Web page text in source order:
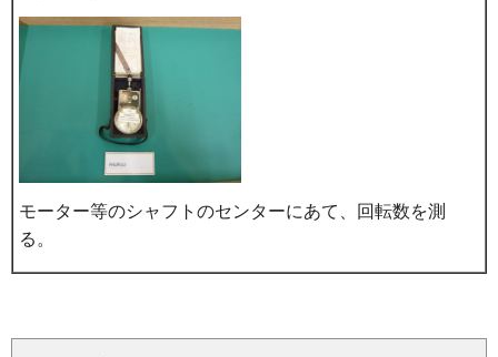
モーター等のシャフトのセンターにあて、回転数を測
る。